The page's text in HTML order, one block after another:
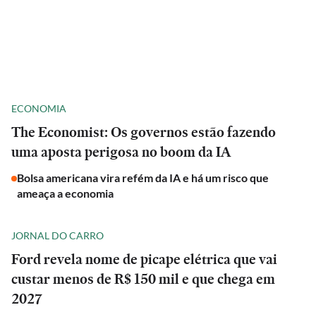
ECONOMIA
The Economist: Os governos estão fazendo
uma aposta perigosa no boom da IA
Bolsa americana vira refém da IA e há um risco que
ameaça a economia
JORNAL DO CARRO
Ford revela nome de picape elétrica que vai
custar menos de R$ 150 mil e que chega em
2027